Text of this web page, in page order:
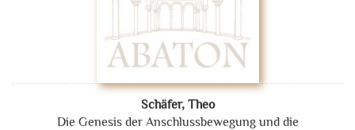
Schäfer, Theo
Die Genesis der Anschlussbewegung und die